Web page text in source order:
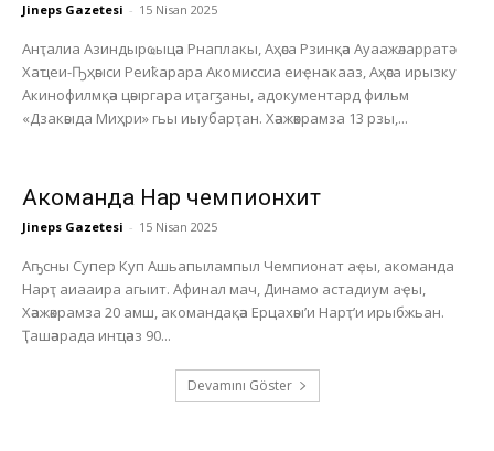
Jineps Gazetesi - 15 Nisan 2025
Анҭалиа Азиндырҩыцәа Рнаплакы, Аҳәса Рзинқәа Ауаажәларратә
Хаҵеи-Ҧҳәыси Реиҟарара Акомиссиа еиҿнакааз, Аҳәса ирызку
Акинофилмқәа цәыргара иҭагӡаны, адокументард фильм
«Дзакәыда Миҳри» гьы иыубарҭан. Хәажәкрамза 13 рзы,...
Акоманда Нарҭ чемпионхит
Jineps Gazetesi - 15 Nisan 2025
Аҧсны Супер Куп Ашьапылампыл Чемпионат аҿы, акоманда
Нарҭ аиааира агыит. Афинал мач, Динамо астадиум аҿы,
Хәажәкрамза 20 амш, акомандақәа Ерцахәы’и Нарҭ’и ирыбжьан.
Ҭашәарада инҵәаз 90...
Devamını Göster